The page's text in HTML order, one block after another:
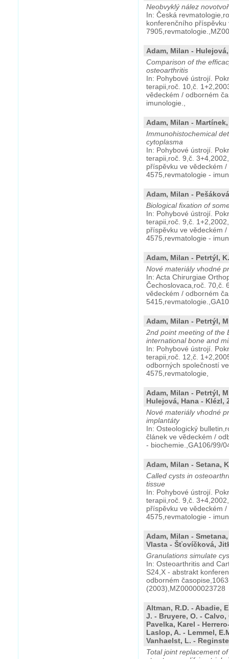
Neobvyklý nález
In: Česká
konferenčního
Adam, Milan -
Comparison of the
osteoarthritis
In: Pohybové ústrojí.
terapii,roč. 10,č.
vědeckém / odborném
imunologie.,
Adam, Milan -
Immunohistochemical
cytoplasma
In: Pohybové ústrojí.
terapii,roč. 9,č.
příspěvku ve vědeckém
4575,revmatologie -
Adam, Milan -
Biological fixation of
In: Pohybové ústrojí.
terapii,roč. 9,č.
příspěvku ve vědeckém
4575,revmatologie -
Adam, Milan - Petrtýl,
Nové materiály vhodné
In: Acta Chirurgiae
Čechoslovaca,roč. 70,č.
vědeckém / odborném
Adam, Milan - Petrtýl,
2nd point meeting of the
international bone and
In: Pohybové ústrojí.
terapii,roč. 12,č.
odborných společností
4575,revmatologie,
Adam, Milan - Petrtýl,
Hulejová, Hana - Klézl,
Nové materiály vhodné
implantáty
In: Osteologický
článek ve vědeckém /
- biochemie.,GA106/99/
Adam, Milan - Setana,
Called cysts in
tissue
In: Pohybové ústrojí.
terapii,roč. 9,č.
příspěvku ve vědeckém
4575,revmatologie -
Adam, Milan -
Vlasta - Šťovíčková,
Granulations simulate
In: Osteoarthritis and
S24,X - abstrakt
odborném
(2003),MZ00000023728
Altman, R.D. - Abadie,
J. - Bruyere, O. - Calvo,
Pavelka, Karel -
Laslop, A. - Lemmel,
Vanhaelst, L. -
Total joint replacement